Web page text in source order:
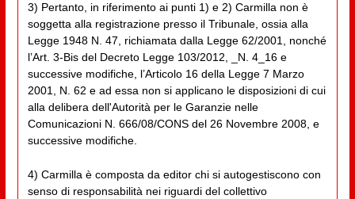
3) Pertanto, in riferimento ai punti 1) e 2) Carmilla non è
soggetta alla registrazione presso il Tribunale, ossia alla
Legge 1948 N. 47, richiamata dalla Legge 62/2001, nonché
l’Art. 3-Bis del Decreto Legge 103/2012, _N. 4_16 e
successive modifiche, l’Articolo 16 della Legge 7 Marzo
2001, N. 62 e ad essa non si applicano le disposizioni di cui
alla delibera dell'Autorità per le Garanzie nelle
Comunicazioni N. 666/08/CONS del 26 Novembre 2008, e
successive modifiche.
4) Carmilla è composta da editor chi si autogestiscono con
senso di responsabilità nei riguardi del collettivo